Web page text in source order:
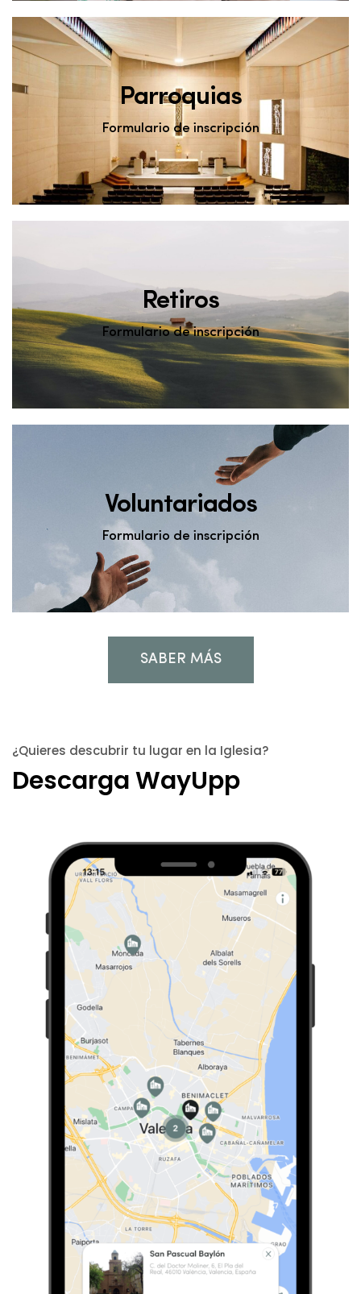
Parroquias
Formulario de inscripción
Retiros
Formulario de inscripción
Voluntariados
Formulario de inscripción
SABER MÁS
¿Quieres descubrir tu lugar en la Iglesia?
Descarga WayUpp